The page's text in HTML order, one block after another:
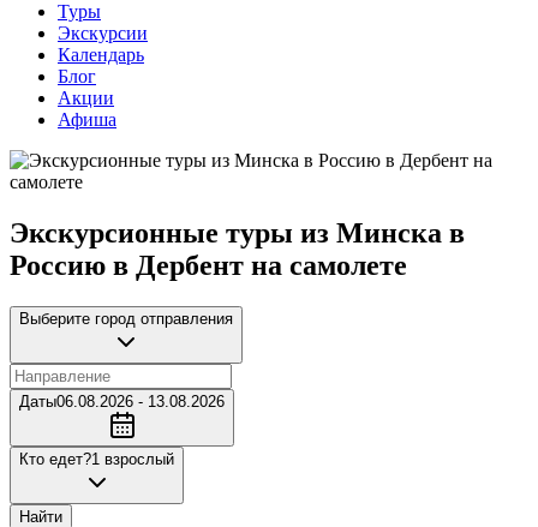
Туры
Экскурсии
Календарь
Блог
Акции
Афиша
Экскурсионные туры из Минска в
Россию в Дербент на самолете
Выберите город отправления
Даты06.08.2026 - 13.08.2026
Кто едет?1 взрослый
Найти